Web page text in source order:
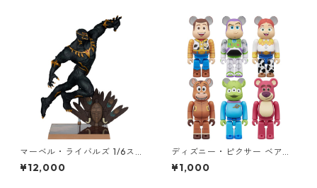
マーベル・ライバルズ 1/6スケ
ール シーン・フィギュア ブラ
ックパンサー Black Panther
¥12,000
ディズニー・ピクサー ベアブ
リック BE@RBRICK CHASE T
OY STORY フィギュア 単品
¥1,000